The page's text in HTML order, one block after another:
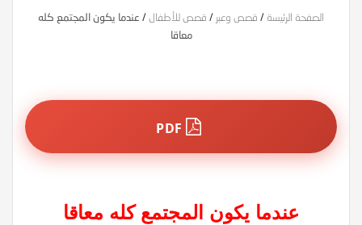
الصفحة الرئيسة / قصص وعبر / قصص للأطفال/ عندما يكون المجتمع كله
معاقا
عندما يكون المجتمع كله معاقا